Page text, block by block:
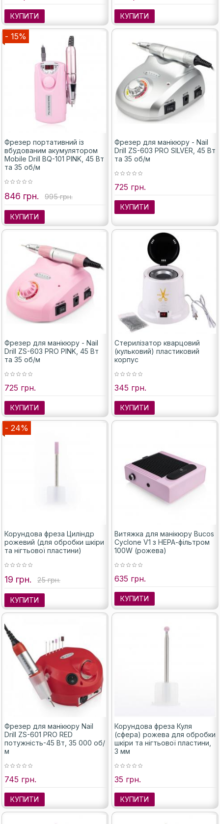
КУПИТИ КУПИТИ
- 15%
Фрезер портативний із
вбудованим акумулятором
Mobile Drill BQ-101 PINK, 45 Вт
та 35 об/м
846 грн. 995 грн.
КУПИТИ
Фрезер для манікюру - Nail
Drill ZS-603 PRO SILVER, 45 Вт
та 35 об/м
725 грн.
КУПИТИ
Фрезер для манікюру - Nail
Drill ZS-603 PRO PINK, 45 Вт
та 35 об/м
725 грн.
КУПИТИ
Стерилізатор кварцовий
(кульковий) пластиковий
корпус
345 грн.
КУПИТИ
- 24%
Корундова фреза Циліндр
рожевий (для обробки шкіри
та нігтьової пластини)
19 грн. 25 грн.
КУПИТИ
Витяжка для манікюру Bucos
Cyclone V1 з НЕРА-фільтром
100W (рожева)
635 грн.
КУПИТИ
Фрезер для манікюру Nail
Drill ZS-601 PRO RED
потужність-45 Вт, 35 000 об/
м
745 грн.
КУПИТИ
Корундова фреза Куля
(сфера) рожева для обробки
шкіри та нігтьової пластини,
3 мм
35 грн.
КУПИТИ